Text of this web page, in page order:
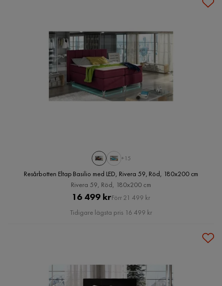
+15
Resårbotten Eltap Basilio med LED, Rivera 59, Röd, 180x200 cm
Rivera 59, Röd, 180x200 cm
Pris
16 499 krOriginal
Pris
Förr 21 499 kr
Tidigare lägsta pris 16 499 kr